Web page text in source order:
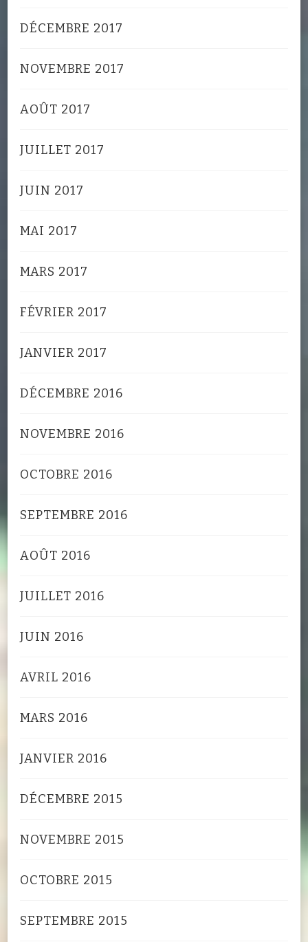
DÉCEMBRE 2017
NOVEMBRE 2017
AOÛT 2017
JUILLET 2017
JUIN 2017
MAI 2017
MARS 2017
FÉVRIER 2017
JANVIER 2017
DÉCEMBRE 2016
NOVEMBRE 2016
OCTOBRE 2016
SEPTEMBRE 2016
AOÛT 2016
JUILLET 2016
JUIN 2016
AVRIL 2016
MARS 2016
JANVIER 2016
DÉCEMBRE 2015
NOVEMBRE 2015
OCTOBRE 2015
SEPTEMBRE 2015